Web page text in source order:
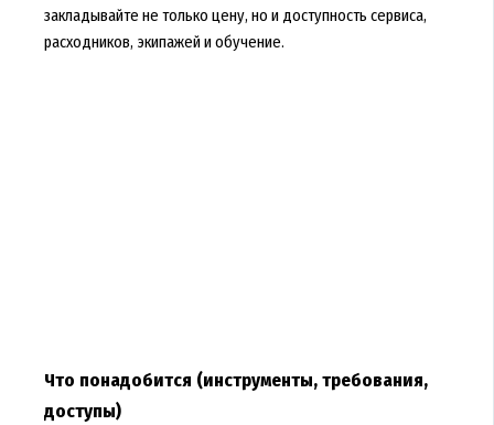
закладывайте не только цену, но и доступность сервиса,
расходников, экипажей и обучение.
Что понадобится (инструменты, требования,
доступы)